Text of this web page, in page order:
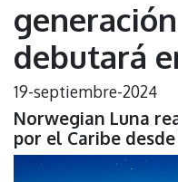
debutará
19-septiembre-2024
Norwegian Luna
por el Caribe